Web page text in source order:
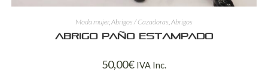
Moda mujer, Abrigos / Cazadoras Abrigos
Abrigo paño estampado
50,00€ IVA Inc.